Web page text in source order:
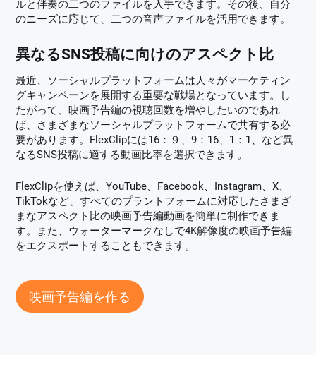
ルと伴奏の二つのファイルを入手できます。その後、自分
のニーズに応じて、二つの音声ファイルを活用できます。
異なるSNS投稿に向けのアスペクト比
最近、ソーシャルプラットフォームは人々がマーケティン
グキャンペーンを展開する重要な戦場となっています。し
たがって、映画予告編の視聴回数を増やしたいのであれ
ば、さまざまなソーシャルプラットフォームで共有する必
要があります。FlexClipには16：９、9：16、1：1、など異
なるSNS投稿に適する動画比率を選択できます。
FlexClipを使えば、YouTube、Facebook、Instagram、X、
TikTokなど、すべてのプラントフォームに対応したさまざ
まなアスペクト比の映画予告編動画を簡単に制作できま
す。また、ウォーターマークなしで4K解像度の映画予告編
をエクスポートすることもできます。
映画予告編を作る